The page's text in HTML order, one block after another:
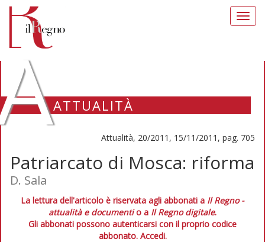
ATTUALITÀ
Attualità, 20/2011, 15/11/2011, pag. 705
Patriarcato di Mosca: riforma
D. Sala
La lettura dell'articolo è riservata agli abbonati a Il Regno -
attualità e documentio a Il Regno digitale.
Gli abbonati possono autenticarsi con il proprio codice
abbonato. Accedi.